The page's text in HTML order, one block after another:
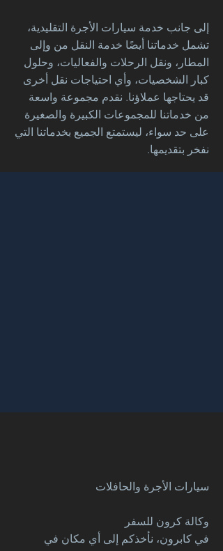
إلى جانب خدمة سيارات الأجرة التقليدية،
تشمل خدماتنا أيضًا خدمة النقل من وإلى
المطار، ونقل الرحلات والفعاليات، وحلول
كبار الشخصيات، وأي احتياجات نقل أخرى
قد يحتاجها عملاؤنا. نقدم مجموعة واسعة
من خدماتنا للمجموعات الكبيرة والصغيرة
على حد سواء، ليستمتع الجميع بخدماتنا التي
نفخر بتقديمها.
سيارات الأجرة والحافلات
وكالة كرون للسفر
في كابرون، نأخذكم إلى أي مكان في